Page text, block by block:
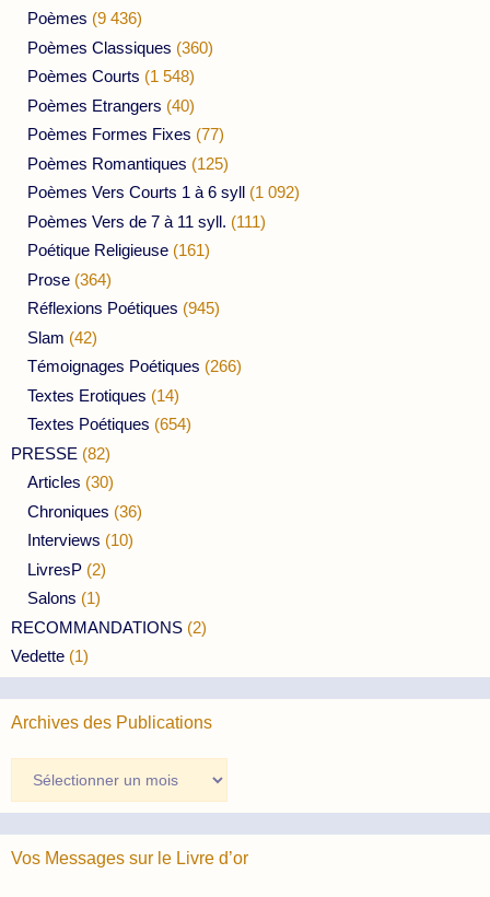
Poèmes (9 436)
Poèmes Classiques (360)
Poèmes Courts (1 548)
Poèmes Etrangers (40)
Poèmes Formes Fixes (77)
Poèmes Romantiques (125)
Poèmes Vers Courts 1 à 6 syll (1 092)
Poèmes Vers de 7 à 11 syll. (111)
Poétique Religieuse (161)
Prose (364)
Réflexions Poétiques (945)
Slam (42)
Témoignages Poétiques (266)
Textes Erotiques (14)
Textes Poétiques (654)
PRESSE (82)
Articles (30)
Chroniques (36)
Interviews (10)
LivresP (2)
Salons (1)
RECOMMANDATIONS (2)
Vedette (1)
Archives des Publications
des
Publications
Vos Messages sur le Livre d’or